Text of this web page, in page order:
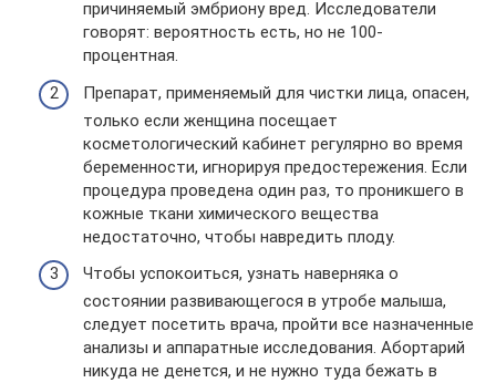
причиняемый эмбриону вред. Исследователи
говорят: вероятность есть, но не 100-
процентная.
Препарат, применяемый для чистки лица, опасен,
только если женщина посещает
косметологический кабинет регулярно во время
беременности, игнорируя предостережения. Если
процедура проведена один раз, то проникшего в
кожные ткани химического вещества
недостаточно, чтобы навредить плоду.
Чтобы успокоиться, узнать наверняка о
состоянии развивающегося в утробе малыша,
следует посетить врача, пройти все назначенные
анализы и аппаратные исследования. Абортарий
никуда не денется, и не нужно туда бежать в